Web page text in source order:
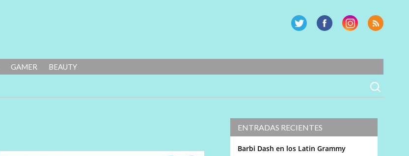
GAMER BEAUTY
ENTRADAS RECIENTES
Barbi Dash en los Latin Grammy